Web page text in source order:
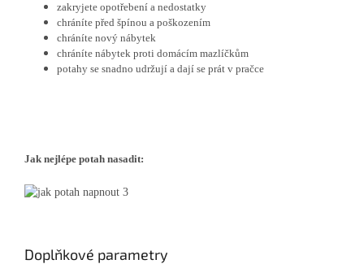
zakryjete opotřebení a nedostatky
chráníte před špínou a poškozením
chráníte nový nábytek
chráníte nábytek proti domácím mazlíčkům
potahy se snadno udržují a dají se prát v pračce
Jak nejlépe potah nasadit:
Doplňkové parametry